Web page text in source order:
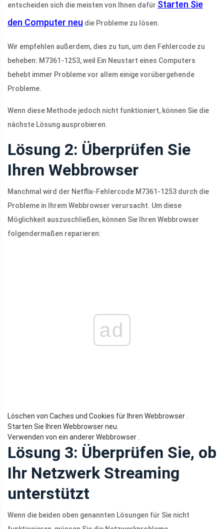
entscheiden sich die meisten von Ihnen dafür Starten Sie
den Computer neu die Probleme zu lösen.
Wir empfehlen außerdem, dies zu tun, um den Fehlercode zu
beheben: M7361-1253, weil Ein Neustart eines Computers
behebt immer Probleme vor allem einige vorübergehende
Probleme.
Wenn diese Methode jedoch nicht funktioniert, können Sie die
nächste Lösung ausprobieren.
Lösung 2: Überprüfen Sie
Ihren Webbrowser
Manchmal wird der Netflix-Fehlercode M7361-1253 durch die
Probleme in Ihrem Webbrowser verursacht. Um diese
Möglichkeit auszuschließen, können Sie Ihren Webbrowser
folgendermaßen reparieren:
ad
Löschen von Caches und Cookies für Ihren Webbrowser .
Starten Sie Ihren Webbrowser neu.
Verwenden von ein anderer Webbrowser .
Lösung 3: Überprüfen Sie, ob
Ihr Netzwerk Streaming
unterstützt
Wenn die beiden oben genannten Lösungen für Sie nicht